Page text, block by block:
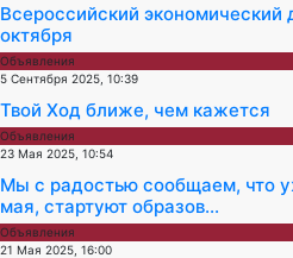
Всероссийский экономический
октября
Объявления
5 Сентября 2025, 10:39
Твой Ход ближе, чем кажется
Объявления
23 Мая 2025, 10:54
Мы с радостью сообщаем, что
мая, стартуют образов...
Объявления
21 Мая 2025, 16:00